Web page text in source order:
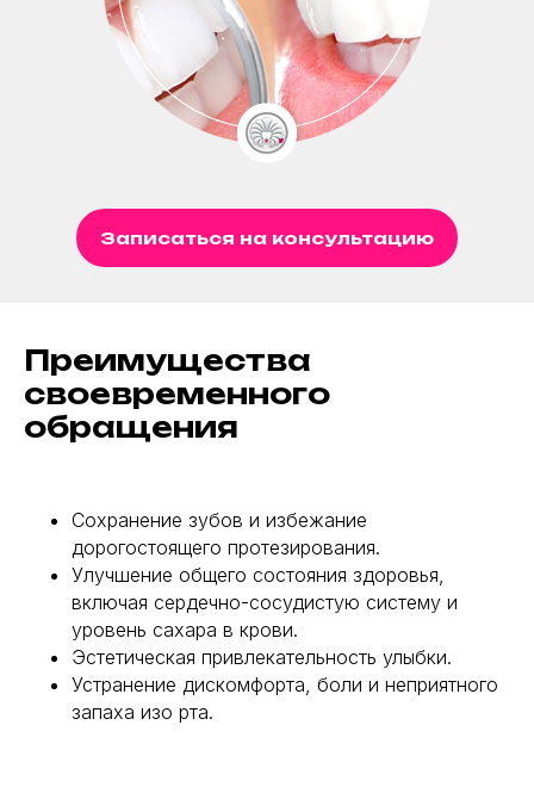
Записаться на консультацию
Преимущества
своевременного
обращения
Сохранение зубов и избежание
дорогостоящего протезирования.
Улучшение общего состояния здоровья,
включая сердечно-сосудистую систему и
уровень сахара в крови.
Эстетическая привлекательность улыбки.
Устранение дискомфорта, боли и неприятного
запаха изо рта.